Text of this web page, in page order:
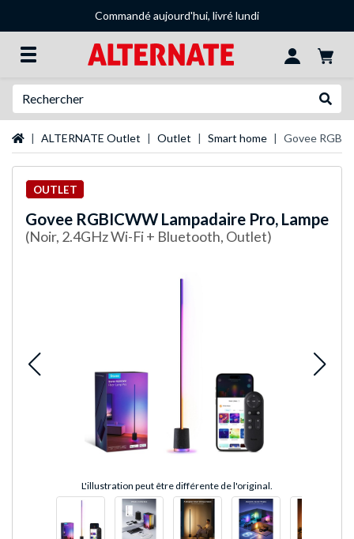
Commandé aujourd'hui, livré lundi
Page d'accueil
ALTERNATE Outlet Outlet Smart home Govee
OUTLET
Govee RGBICWW Lampadaire Pro, Lampe
(Noir, 2.4GHz Wi-Fi + Bluetooth, Outlet)
L'illustration peut être différente de l'original.